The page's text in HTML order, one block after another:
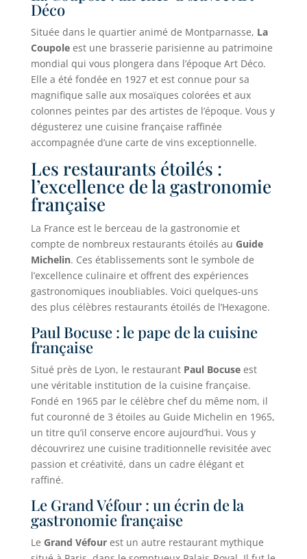
Déco
Située dans le quartier animé de Montparnasse, La
Coupoleest une brasserie parisienne au patrimoine
mondial qui vous plongera dans l’époque Art Déco.
Elle a été fondée en 1927 et est connue pour sa
magnifique salle aux mosaïques colorées et aux
colonnes peintes par des artistes de l’époque. Vous y
dégusterez une cuisine française raffinée
accompagnée d’une carte de vins exceptionnelle.
Les restaurants étoilés :
l’excellence de la gastronomie
française
La France est le berceau de la gastronomie et
compte de nombreux restaurants étoilés au Guide
Michelin. Ces établissements sont le symbole de
l’excellence culinaire et offrent des expériences
gastronomiques inoubliables. Voici quelques-uns
des plus célèbres restaurants étoilés de l’Hexagone.
Paul Bocuse : le pape de la cuisine
française
Situé près de Lyon, le restaurant Paul Bocuseest
une véritable institution de la cuisine française.
Fondé en 1965 par le célèbre chef du même nom, il
fut couronné de 3 étoiles au Guide Michelin en 1965,
un titre qu’il conserve encore aujourd’hui. Vous y
découvrirez une cuisine traditionnelle revisitée avec
passion et créativité, dans un cadre élégant et
raffiné.
Le Grand Véfour : un écrin de la
gastronomie française
Le Grand Véfourest un autre restaurant mythique